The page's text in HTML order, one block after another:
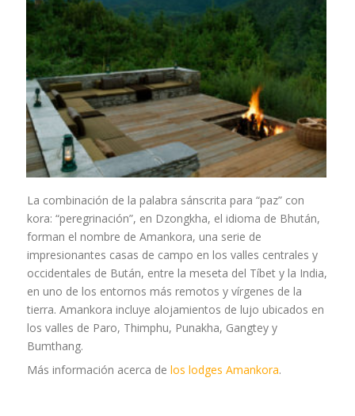
La combinación de la palabra sánscrita para “paz” con
kora: “peregrinación”, en Dzongkha, el idioma de Bhután,
forman el nombre de Amankora, una serie de
impresionantes casas de campo en los valles centrales y
occidentales de Bután, entre la meseta del Tíbet y la India,
en uno de los entornos más remotos y vírgenes de la
tierra. Amankora incluye alojamientos de lujo ubicados en
los valles de Paro, Thimphu, Punakha, Gangtey y
Bumthang.
Más información acerca delos lodges Amankora.